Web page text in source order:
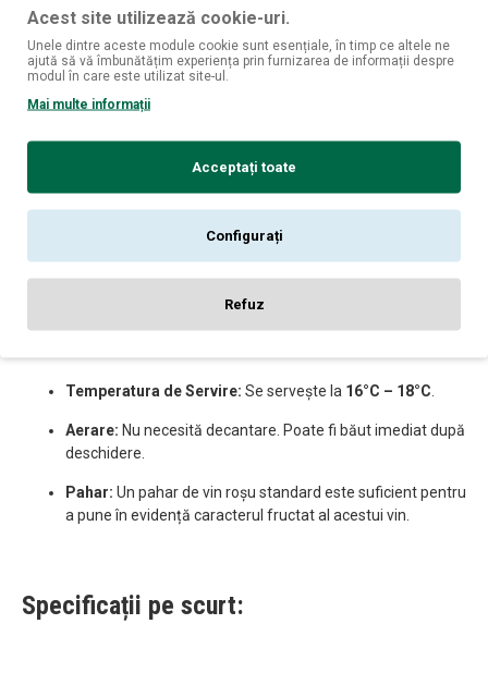
Mezeluri și Brânzeturi:Merge excelent alături de platouri
cu prosciutto, salami, măsline și brânzeturi semidure
(Pecorino tânăr).
Cărnuri ușoare:
Moment de relaxare:Este un vin ideal pentru aperitiv sau
pentru o seară de tip „pizza night” acasă, unde căutăm
ceva savuros și nepretențios.
Sfaturi pentru o Servire Impecabilă
Temperatura de Servire: Se servește la 16°C – 18°C.
Aerare: Nu necesită decantare. Poate fi băut imediat după
deschidere.
Pahar: Un pahar de vin roșu standard este suficient pentru
a pune în evidență caracterul fructat al acestui vin.
Specificații pe scurt:
Acest site utilizează cookie-uri.
Unele dintre aceste module cookie sunt esențiale, în timp ce altele ne
ajută să vă îmbunătățim experiența prin furnizarea de informații despre
modul în care este utilizat site-ul.
Mai multe informații
Acceptați toate
Configurați
Refuz